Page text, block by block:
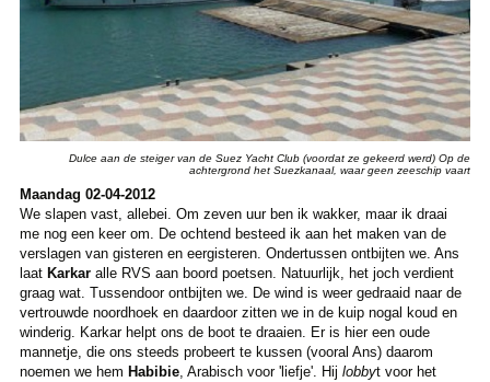
Dulce aan de steiger van de Suez Yacht Club (voordat ze gekeerd werd) Op de
achtergrond het Suezkanaal, waar geen zeeschip vaart
Maandag 02-04-2012
We slapen vast, allebei. Om zeven uur ben ik wakker, maar ik draai
me nog een keer om. De ochtend besteed ik aan het maken van de
verslagen van gisteren en eergisteren. Ondertussen ontbijten we. Ans
laat Karkaralle RVS aan boord poetsen. Natuurlijk, het joch verdient
graag wat. Tussendoor ontbijten we. De wind is weer gedraaid naar de
vertrouwde noordhoek en daardoor zitten we in de kuip nogal koud en
winderig. Karkar helpt ons de boot te draaien. Er is hier een oude
mannetje, die ons steeds probeert te kussen (vooral Ans) daarom
noemen we hem Habibie, Arabisch voor 'liefje'. Hij lobbyt voor het